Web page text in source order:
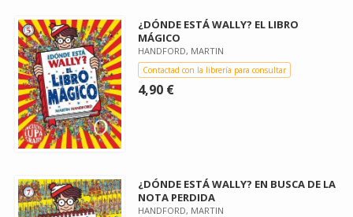
¿DÓNDE ESTÁ WALLY? EL LIBRO
MÁGICO
HANDFORD, MARTIN
Contactad con la librería para consultar
4,90 €
¿DÓNDE ESTÁ WALLY? EN BUSCA DE LA
NOTA PERDIDA
HANDFORD, MARTIN